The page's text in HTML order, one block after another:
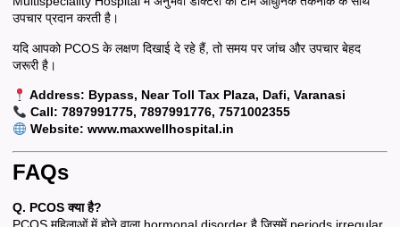
उपचार प्रदान करती है।
यदि आपको PCOS के लक्षण दिखाई दे रहे हैं, तो समय पर जांच और उपचार बेहद
जरूरी है।
Address: Bypass, Near Toll Tax Plaza, Dafi, Varanasi
Call: 7897991775, 7897991776, 7571002355
Website: www.maxwellhospital.in
FAQs
Q. PCOS क्या है?
PCOS महिलाओं में होने वाला hormonal disorder है जिसमें periods irregular